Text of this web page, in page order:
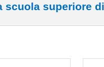
scuola superiore